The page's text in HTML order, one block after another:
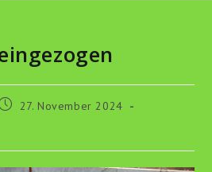
27. November 2024